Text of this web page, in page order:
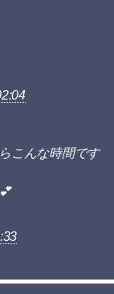
こんな時間です